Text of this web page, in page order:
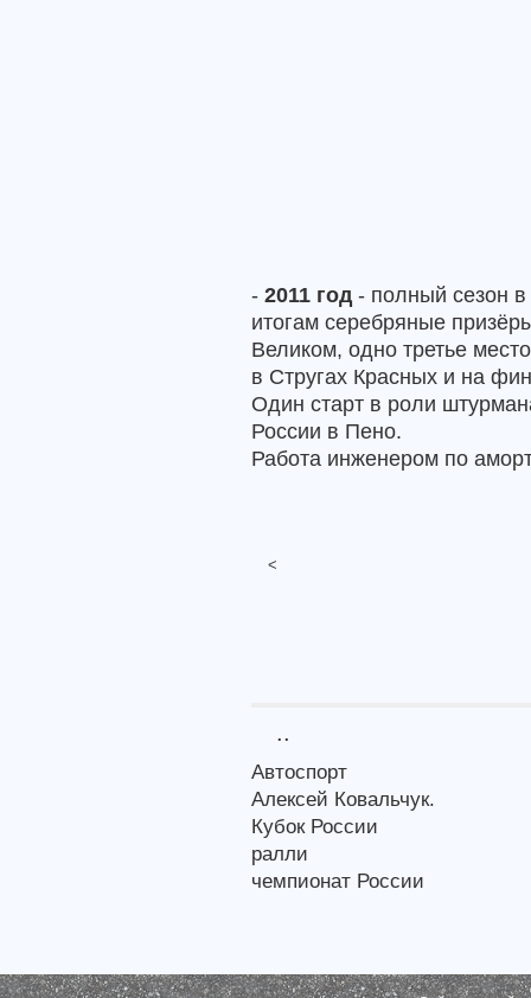
- 2011 год - полный сезон
итогам серебряные
Великом, одно третье
в Стругах Красных и на
Один старт в роли
России в Пено.
Работа инженером по
<
..
Автоспорт
Алексей Ковальчук.
Кубок России
ралли
чемпионат России